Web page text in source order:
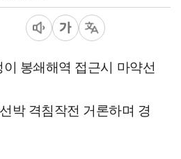
봉쇄해역 접근시 마약선
박 격침작전 거론하며 경